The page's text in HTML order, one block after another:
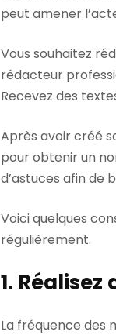
peut amener
Vous souhaitez
rédacteur
Recevez des
Après avoir créé
pour obtenir un
d’astuces afin de
Voici quelques
régulièrement.
1.
La fréquence des